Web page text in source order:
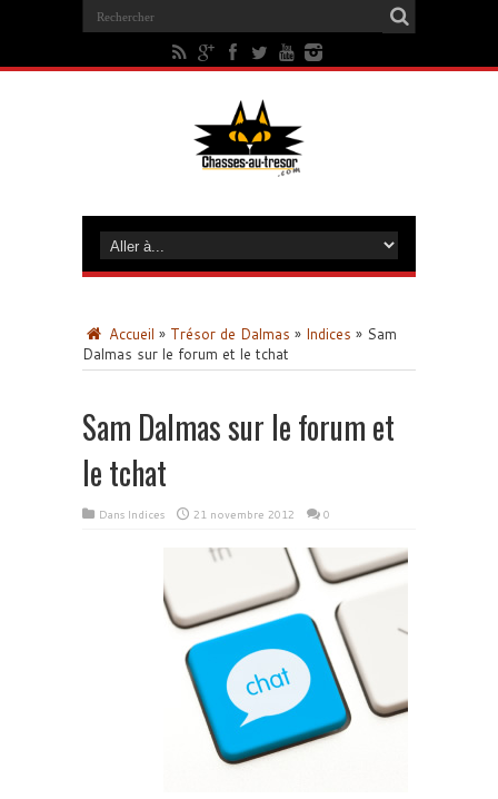
Accueil » Trésor de Dalmas » Indices » Sam
Dalmas sur le forum et le tchat
Sam Dalmas sur le forum et
le tchat
Dans Indices 21 novembre 2012 0